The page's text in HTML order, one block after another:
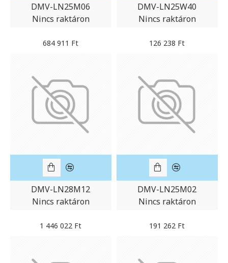
DMV-LN25M06
Nincs raktáron
684 911 Ft
DMV-LN25W40
Nincs raktáron
126 238 Ft
DMV-LN28M12
Nincs raktáron
1 446 022 Ft
DMV-LN25M02
Nincs raktáron
191 262 Ft